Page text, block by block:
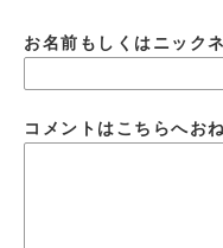
お名前もしくはニック
コメントはこちらへお